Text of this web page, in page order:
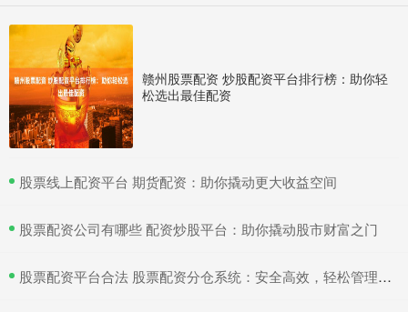
赣州股票配资 炒股配资平台排行榜：助你轻
松选出最佳配资
​股票线上配资平台 期货配资：助你撬动更大收益空间
​股票配资公司有哪些 配资炒股平台：助你撬动股市财富之门
​股票配资平台合法 股票配资分仓系统：安全高效，轻松管理多仓位